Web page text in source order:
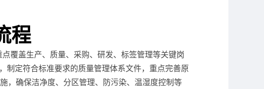
程
覆盖生产、质量、采购、研发、标签管理等关键岗
制定符合标准要求的质量管理体系文件，重点完善原
，确保洁净度、分区管理、防污染、温湿度控制等